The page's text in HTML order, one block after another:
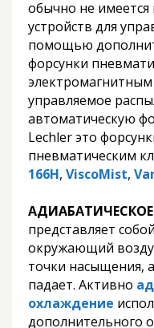
обычно не
устройств для
помощью
форсунки
управляемое
автоматическую
Lechler это
пневматическим
166Н, ViscoMist,
представляет
окружающий
точки насыщения,
падает. Активно
охлаждение
дополнительного